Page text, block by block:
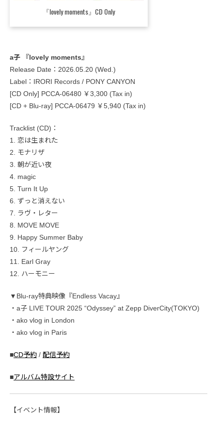
『lovely moments』CD Only
a子 『lovely moments』
Release Date：2026.05.20 (Wed.)
Label：IRORI Records / PONY CANYON
[CD Only] PCCA-06480 ￥3,300 (Tax in)
[CD + Blu-ray] PCCA-06479 ￥5,940 (Tax in)
Tracklist (CD)：
1. 恋は生まれた
2. モナリザ
3. 朝が近い夜
4. magic
5. Turn It Up
6. ずっと消えない
7. ラヴ・レター
8. MOVE MOVE
9. Happy Summer Baby
10. フィールヤング
11. Earl Gray
12. ハーモニー
▼Blu-ray特典映像『Endless Vacay』
・a子 LIVE TOUR 2025 “Odyssey” at Zepp DiverCity(TOKYO)
・ako vlog in London
・ako vlog in Paris
■CD予約 / 配信予約
■アルバム特設サイト
【イベント情報】